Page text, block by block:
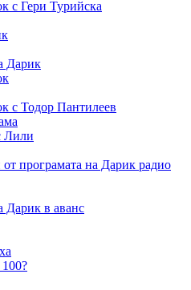
с Гери Турийска
Дарик
с Тодор Пантилеев
Лили
програмата на Дарик радио
Дарик в аванс